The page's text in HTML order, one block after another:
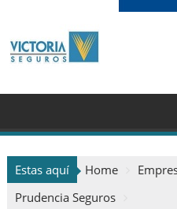
Estas aquí Home
Prudencia Seguros